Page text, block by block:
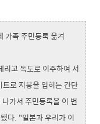
가족 주민등록 옮겨
고 독도로 이주하여 서
로 지붕을 입히는 간단
가서 주민등록을 이 번
다. "일본과 우리가 이